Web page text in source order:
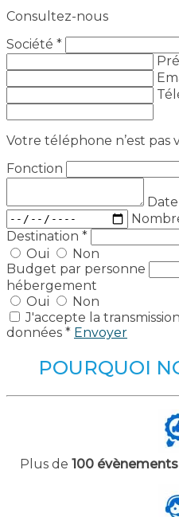
Consultez-nous
Société *
Votre téléphone n’est pas
Fonction
Destination *
Oui
Non
Budget par personne
hébergement
Oui
Non
J'accepte la
données * Envoyer
POURQUOI
Plus de 100 évènements